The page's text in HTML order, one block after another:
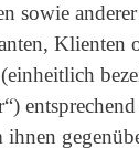
sowie
Klienten